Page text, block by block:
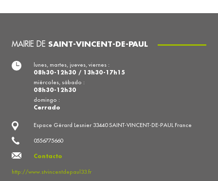
MAIRIE DE SAINT-VINCENT-DE-PAUL
Espace Gérard Lesnier 33440 SAINT-VINCENT-DE-PAUL France
0556775660
Contacto
http://www.stvincentdepaul33.fr
lunes, martes, jueves, viernes :
08h30-12h30 / 13h30-17h15
miércoles, sábado :
08h30-12h30
domingo :
Cerrado